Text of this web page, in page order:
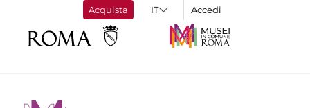
Acquista Accedi